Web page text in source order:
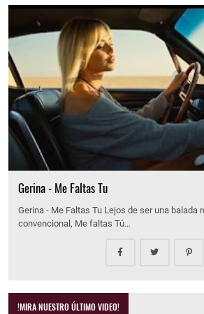
Gerina - Me Faltas Tu
Gerina - Me Faltas Tu Lejos de ser una balada
convencional, Me faltas Tú…
!MIRA NUESTRO ÚLTIMO VIDEO!